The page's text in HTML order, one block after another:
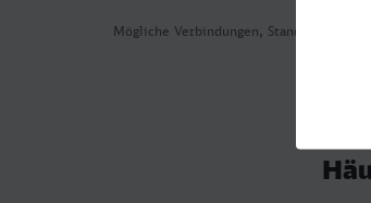
Mögliche Verbindungen, Stand: 2026-08-